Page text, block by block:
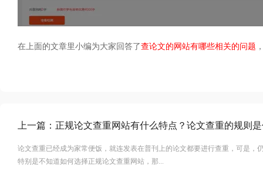
在上面的文章里小编为大家回答了查论文的网站有哪些相关的问题
上一篇： 正规论文查重网站有什么特点？论文查重的规则
论文查重已经成为家常便饭，就连发表在普刊上的论文都要进行查重，可是，
特别是不知道如何选择正规论文查重网站，那...